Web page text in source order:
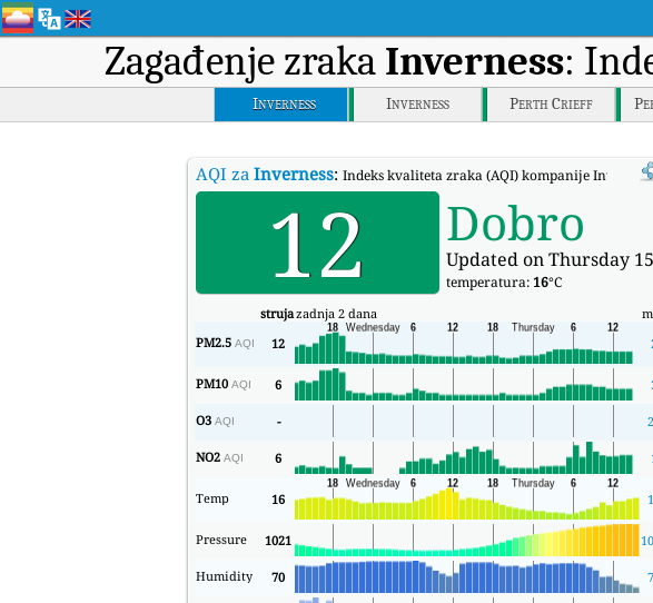
Zagađenje zraka Inverness:
Inverness Inverness Perth Crieff
AQI za Inverness: Indeks kvaliteta zraka (AQI) kompanije
12 Dobro
Updated on Thursday
temperatura: 16°C
strujazadnja 2 dana
PM2.5 AQI 12
PM10 AQI 6
O3 AQI -
NO2 AQI 6
Temp 16
Pressure 1021
Humidity 70